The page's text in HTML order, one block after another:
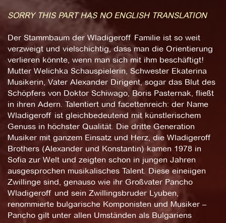
SORRY THIS PART HAS NO ENGLISH TRANSLATION
Der Stammbaum der Wladigeroff Familie ist so weit
verzweigt und vielschichtig, dass man die Orientierung
verlieren könnte, wenn man sich mit ihm beschäftigt!
Mutter Welichka Schauspielerin, Schwester Ekaterina
Musikerin, Vater Alexander Dirigent, sogar das Blut des
Schöpfers von Doktor Schiwago, Boris Pasternak, fließt
in ihren Adern. Talentiert und facettenreich: der Name
Wladigeroff ist gleichbedeutend mit künstlerischem
Genuss in höchster Qualität. Die dritte Generation
Musiker mit ganzem Einsatz und Herz, die Wladigeroff
Brothers (Alexander und Konstantin) kamen 1978 in
Sofia zur Welt und zeigten schon in jungen Jahren
ausgesprochen musikalisches Talent. Diese eineiigen
Zwillinge sind, genauso wie ihr Großvater Pancho
Wladigeroff und sein Zwillingsbruder Lyuben,
renommierte bulgarische Komponisten und Musiker –
Pancho gilt unter allen Umständen als Bulgariens